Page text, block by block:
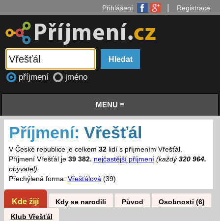
Přihlášení Registrace
příjmení jméno
MENU ≡
Příjmení: Vřešťál
V České republice je celkem 32lidí s příjmením Vřešťál.
Příjmení Vřešťál je 39 382. nejčastější příjmení (každý 320 964.
obyvatel).
Přechýlená forma: Vřešťálová(39)
Kde žijí Kdy se narodili Původ
Osobnosti (6)
Klub Vřešťál